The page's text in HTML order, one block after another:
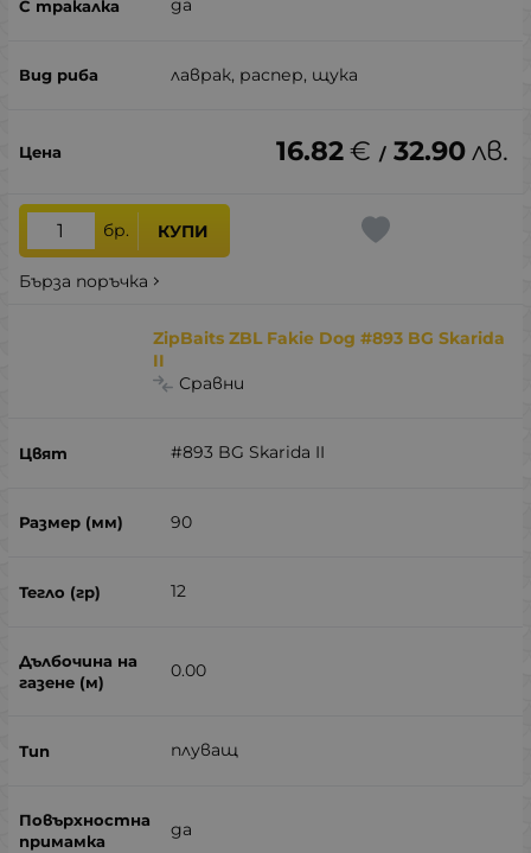
да
лаврак, распер, щука
16.82€ / 32.90лв.
бр. КУПИ
Бърза поръчка
ZipBaits ZBL Fakie Dog #893 BG Skarida
II
Сравни
#893 BG Skarida II
90
12
0.00
плуващ
да